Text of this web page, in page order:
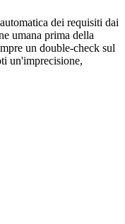
dei requisiti dai
umana prima della
un double-check sul
un'imprecisione,